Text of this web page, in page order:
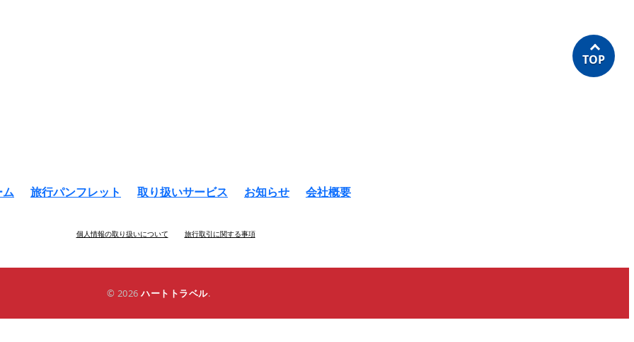
TOP
ム 旅行パンフレット 取り扱いサービス お知らせ 会社概要
個人情報の取り扱いについて 旅行取引に関する事項
© 2026ハートトラベル.